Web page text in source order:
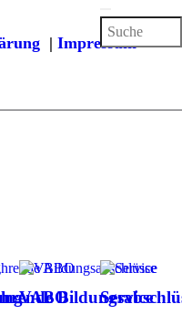
| Impressum
VABO Service